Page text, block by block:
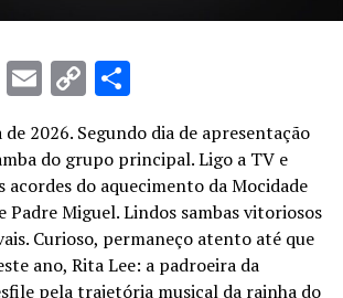
Email
CopyShare
2026. Segundo dia de apresentação
do grupo principal. Ligo a TV e
acordes do aquecimento da Mocidade
Padre Miguel. Lindos sambas vitoriosos
Curioso, permaneço atento até que
ano, Rita Lee: a padroeira da
pela trajetória musical da rainha do